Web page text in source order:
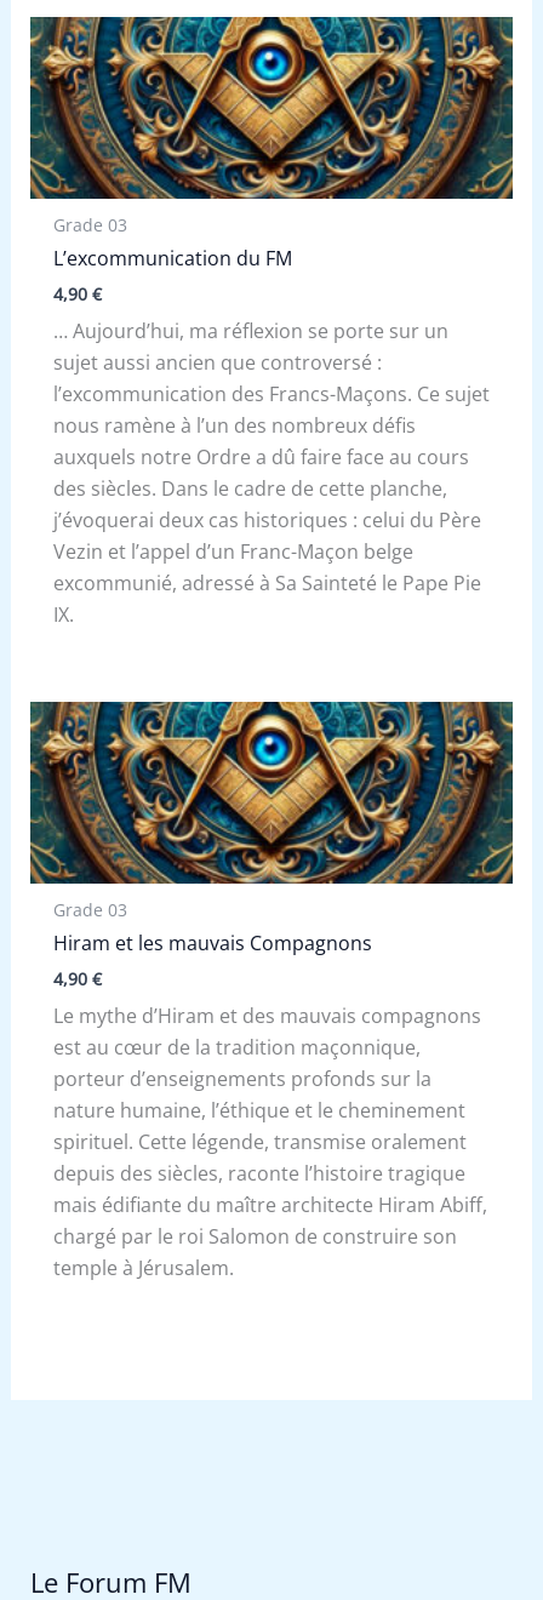
Grade 03
L’excommunication du FM
4,90 €
… Aujourd’hui, ma réflexion se porte sur un
sujet aussi ancien que controversé :
l’excommunication des Francs-Maçons. Ce sujet
nous ramène à l’un des nombreux défis
auxquels notre Ordre a dû faire face au cours
des siècles. Dans le cadre de cette planche,
j’évoquerai deux cas historiques : celui du Père
Vezin et l’appel d’un Franc-Maçon belge
excommunié, adressé à Sa Sainteté le Pape Pie
IX.
Grade 03
Hiram et les mauvais Compagnons
4,90 €
Le mythe d’Hiram et des mauvais compagnons
est au cœur de la tradition maçonnique,
porteur d’enseignements profonds sur la
nature humaine, l’éthique et le cheminement
spirituel. Cette légende, transmise oralement
depuis des siècles, raconte l’histoire tragique
mais édifiante du maître architecte Hiram Abiff,
chargé par le roi Salomon de construire son
temple à Jérusalem.
Le Forum FM